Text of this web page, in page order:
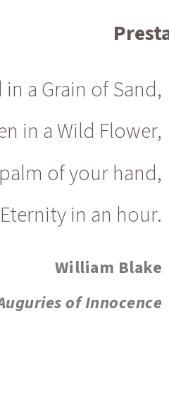
a Grain of Sand,
in a Wild Flower,
of your hand,
in an hour.
William Blake
of Innocence